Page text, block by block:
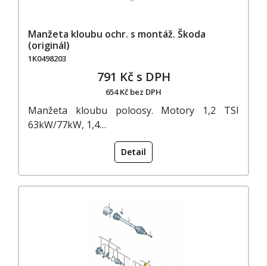
Manžeta kloubu ochr. s montáž. Škoda
(originál)
1K0498203
791 Kč s DPH
654 Kč bez DPH
Manžeta kloubu poloosy. Motory 1,2 TSI
63kW/77kW, 1,4…
Detail